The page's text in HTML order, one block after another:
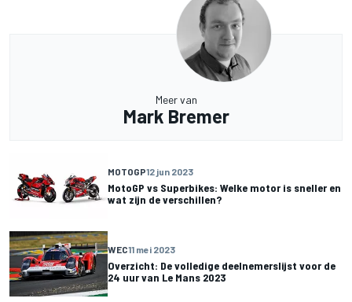
Meer van
Mark Bremer
MOTOGP12 jun 2023
MotoGP vs Superbikes: Welke motor is sneller en
wat zijn de verschillen?
WEC11 mei 2023
Overzicht: De volledige deelnemerslijst voor de
24 uur van Le Mans 2023